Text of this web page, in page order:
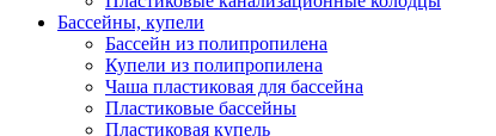
Бассейны, купели
Бассейн из полипропилена
Купели из полипропилена
Чаша пластиковая для бассейна
Пластиковые бассейны
Пластиковая купель